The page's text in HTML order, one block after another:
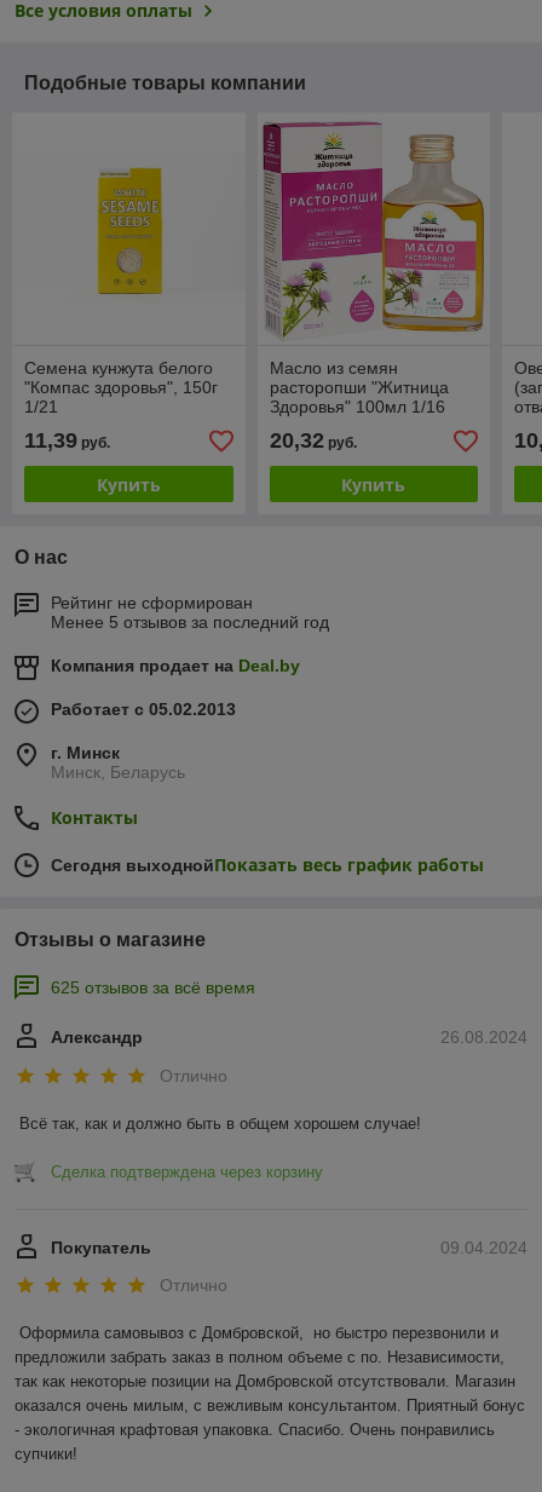
Все условия оплаты
Подобные товары компании
Семена кунжута белого
"Компас здоровья", 150г
1/21
11,39 руб.
Купить
Масло из семян
расторопши "Житница
Здоровья" 100мл 1/16
20,32руб.
Купить
О нас
Рейтинг не сформирован
Менее 5 отзывов за последний год
Компания продает на Deal.by
Работает с 05.02.2013
г. Минск
Минск, Беларусь
Контакты
Сегодня выходнойПоказать весь график работы
Отзывы о магазине
625 отзывов за всё время
26.08.2024
Александр
Отлично
Всё так, как и должно быть в общем хорошем случае!
Сделка подтверждена через корзину
09.04.2024
Покупатель
Отлично
Оформила самовывоз с Домбровской,  но быстро перезвонили и
предложили забрать заказ в полном объеме с по. Независимости,
так как некоторые позиции на Домбровской отсутствовали. Магазин
оказался очень милым, с вежливым консультантом. Приятный бонус
- экологичная крафтовая упаковка. Спасибо. Очень понравились
супчики!